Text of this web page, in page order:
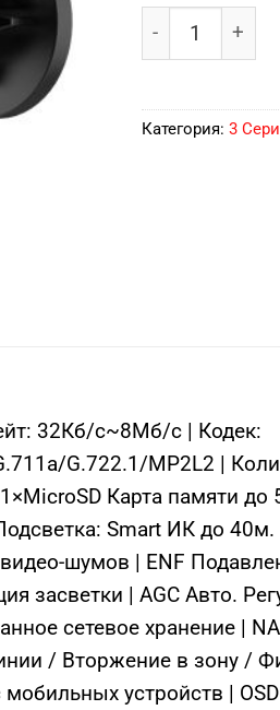
Количество
Категория: 3
32Кб/с~8Мб/с | Кодек:
G.722.1/MP2L2 |
Карта памяти
Smart ИК до 40м.
шумов | ENF
засветки | AGC Авто.
сетевое хранение |
/ Вторжение в зону /
мобильных устройств |